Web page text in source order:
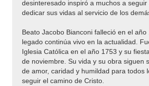
desinteresado inspiró a muchos a seguir
dedicar sus vidas al servicio de los
Beato Jacobo Bianconi falleció en el año
legado continúa vivo en la actualidad.
Iglesia Católica en el año 1753 y su
de noviembre. Su vida y su obra siguen
de amor, caridad y humildad para todos
seguir el camino de Cristo.